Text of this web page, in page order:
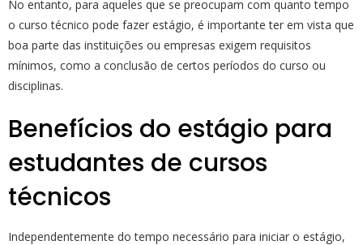
No entanto, para aqueles que se preocupam com quanto tempo
o curso técnico pode fazer estágio, é importante ter em vista que
boa parte das instituições ou empresas exigem requisitos
mínimos, como a conclusão de certos períodos do curso ou
disciplinas.
Benefícios do estágio para
estudantes de cursos
técnicos
Independentemente do tempo necessário para iniciar o estágio,